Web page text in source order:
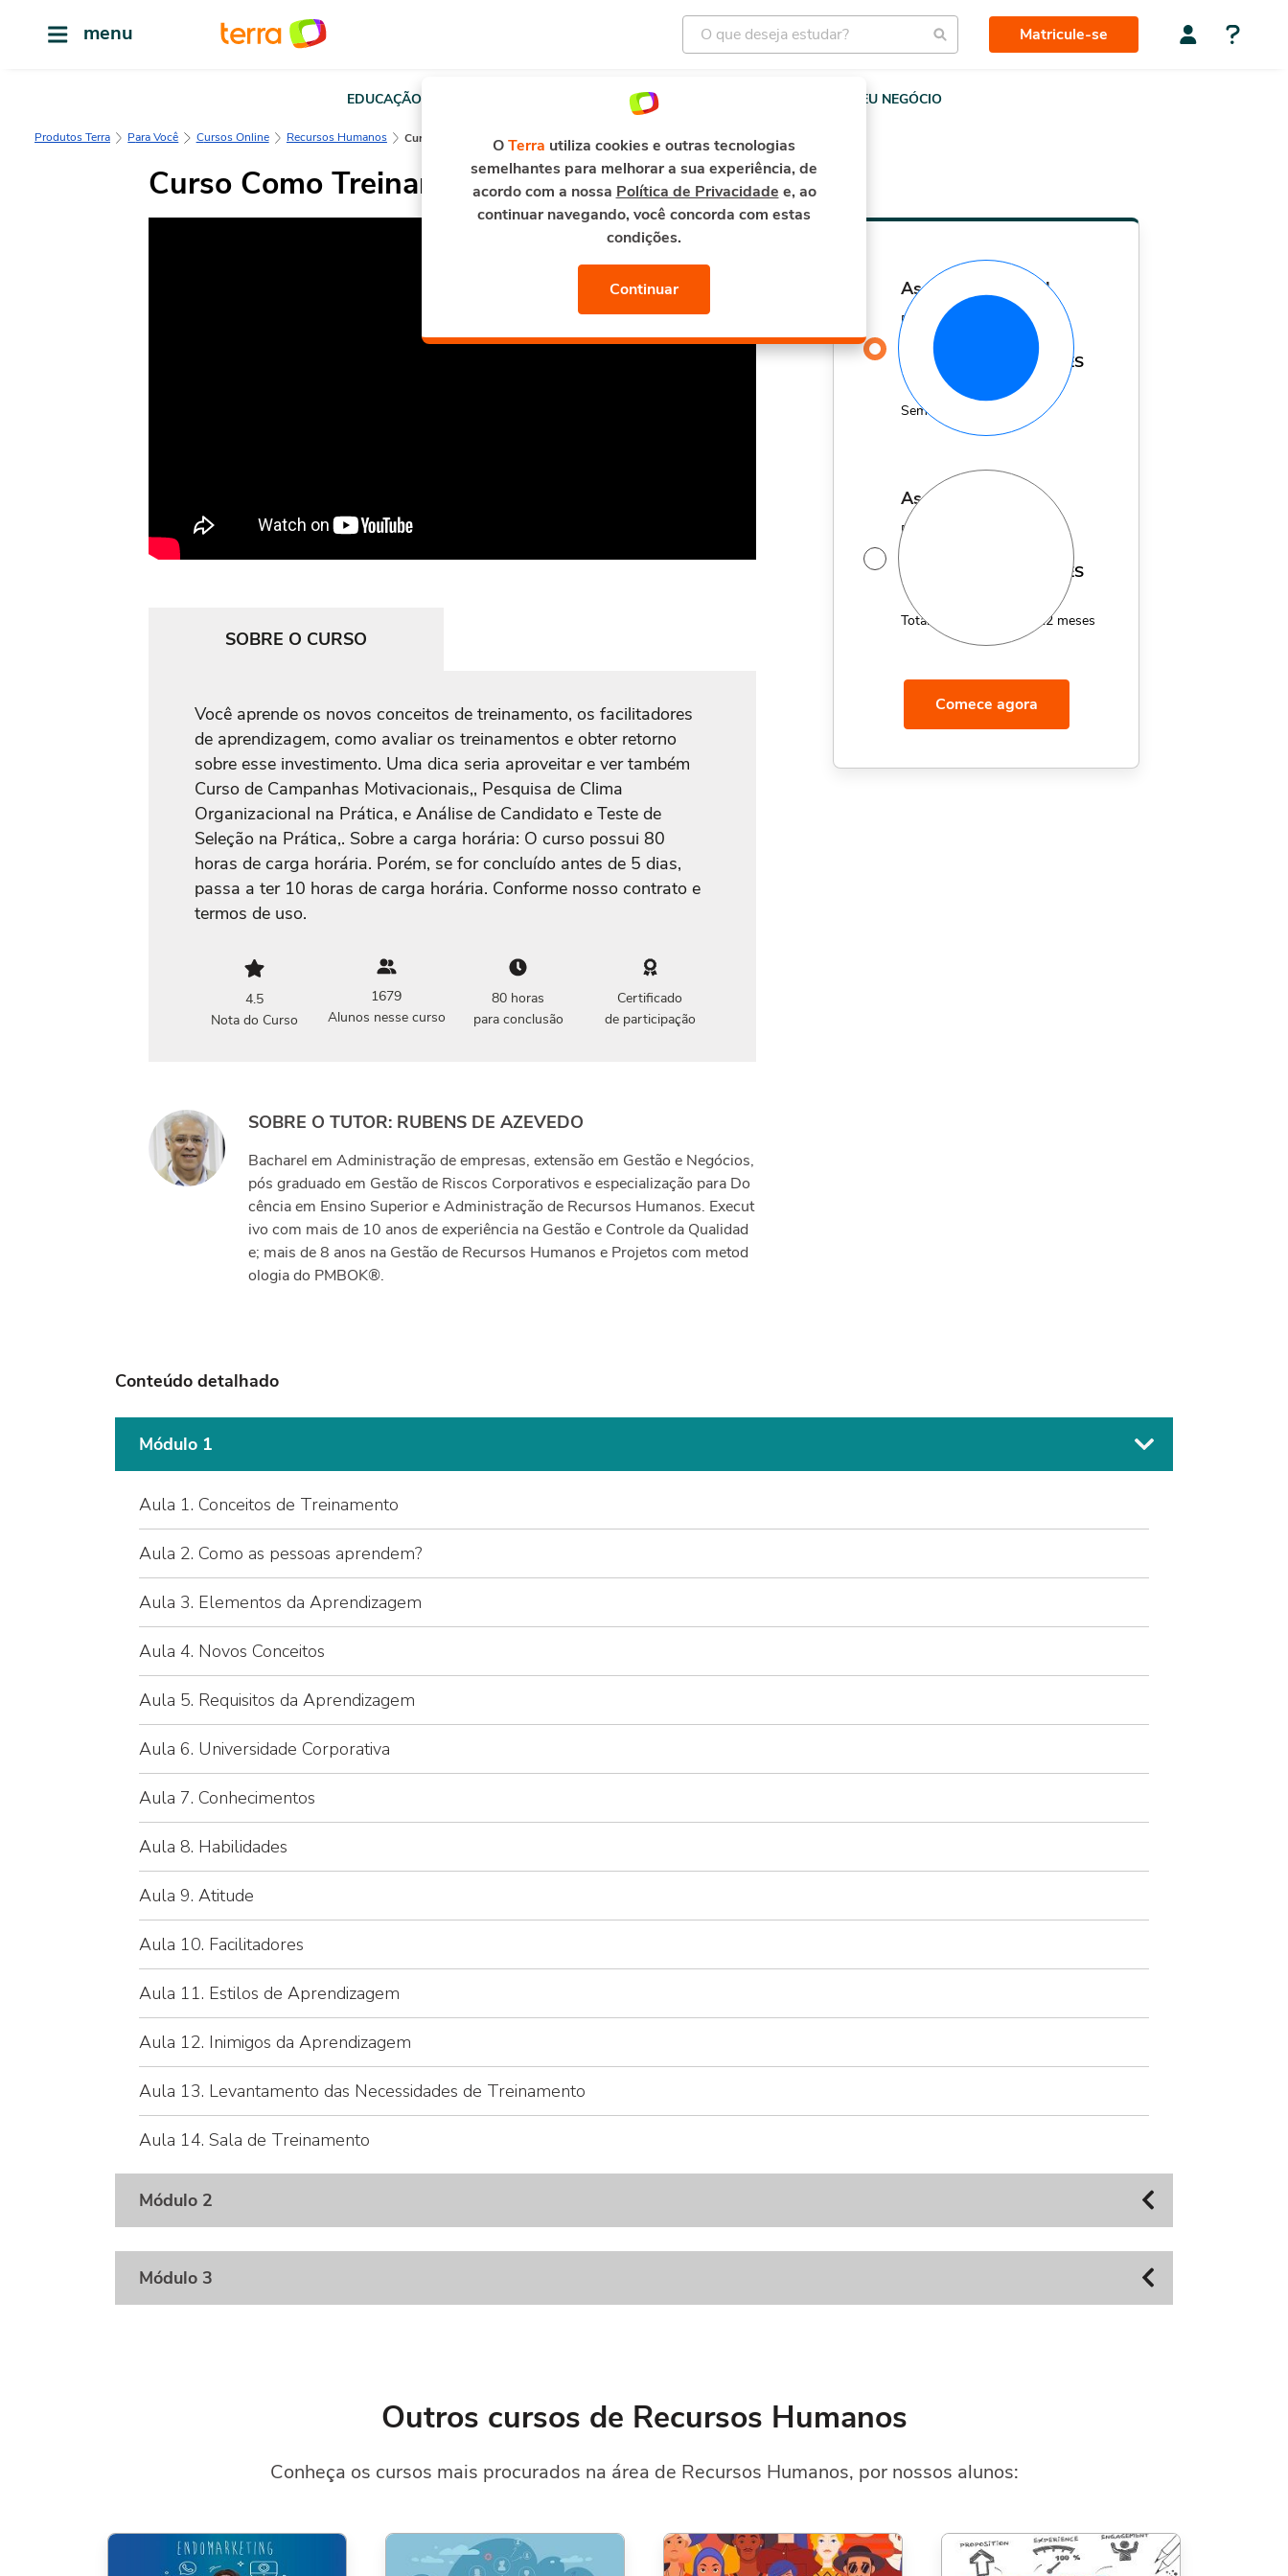
menu Matricule-se
EDUCAÇÃO E-MAIL E SEGURANÇA TERRA MEU NEGÓCIO
Produtos Terra Para Você Cursos Online Recursos Humanos Curso de Como Treinar Pessoas
Curso Como Treinar Pessoas
SOBRE O CURSO
Você aprende os novos conceitos de treinamento, os facilitadores
de aprendizagem, como avaliar os treinamentos e obter retorno
sobre esse investimento. Uma dica seria aproveitar e ver também
Curso de Campanhas Motivacionais,, Pesquisa de Clima
Organizacional na Prática, e Análise de Candidato e Teste de
Seleção na Prática,. Sobre a carga horária: O curso possui 80
horas de carga horária. Porém, se for concluído antes de 5 dias,
passa a ter 10 horas de carga horária. Conforme nosso contrato e
termos de uso.
4.5
Nota do Curso
1679
Alunos nesse curso
80 horas
para conclusão
Certificado
de participação
SOBRE O TUTOR: RUBENS DE AZEVEDO
Bacharel em Administração de empresas, extensão em Gestão e Negócios,
pós graduado em Gestão de Riscos Corporativos e especialização para Do
cência em Ensino Superior e Administração de Recursos Humanos. Execut
ivo com mais de 10 anos de experiência na Gestão e Controle da Qualidad
e; mais de 8 anos na Gestão de Recursos Humanos e Projetos com metod
ologia do PMBOK®.
assinatura mensal
Por apenas
R$ 29,90 MÊS
Sem fidelidade
assinatura anual
Por apenas 12x de
R$ MÊS
Total de R$179,40 por 12 meses
Comece agora
Conteúdo detalhado
Módulo 1
Aula 1. Conceitos de Treinamento
Aula 2. Como as pessoas aprendem?
Aula 3. Elementos da Aprendizagem
Aula 4. Novos Conceitos
Aula 5. Requisitos da Aprendizagem
Aula 6. Universidade Corporativa
Aula 7. Conhecimentos
Aula 8. Habilidades
Aula 9. Atitude
Aula 10. Facilitadores
Aula 11. Estilos de Aprendizagem
Aula 12. Inimigos da Aprendizagem
Aula 13. Levantamento das Necessidades de Treinamento
Aula 14. Sala de Treinamento
Módulo 2
Módulo 3
Outros cursos de Recursos Humanos
Conheça os cursos mais procurados na área de Recursos Humanos, por nossos alunos:
OTerra utiliza cookies e outras tecnologias
semelhantes para melhorar a sua experiência, de
acordo com a nossa Política de Privacidade e, ao
continuar navegando, você concorda com estas
condições.
Continuar